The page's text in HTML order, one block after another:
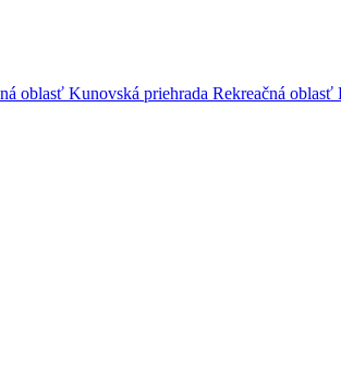
oblasť Kunovská priehrada Rekreačná oblasť